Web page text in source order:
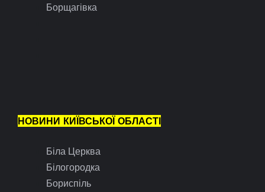
Борщагівка
НОВИНИ КИЇВСЬКОЇ ОБЛАСТІ
Біла Церква
Білогородка
Бориспіль